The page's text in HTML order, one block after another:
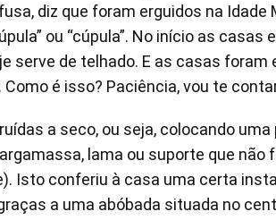
diz que foram erguidos na Idade
ou “cúpula”. No início as
serve de telhado. E as casas
é isso? Paciência, vou te
a seco, ou seja, colocando
lama ou suporte que
Isto conferiu à casa uma certa
a uma abóbada situada no